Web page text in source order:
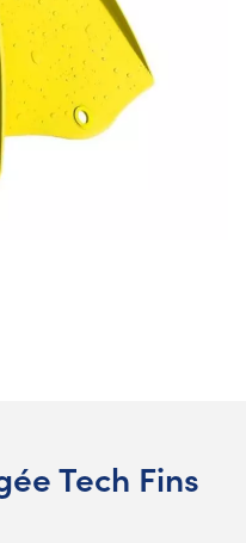
Tech Fins